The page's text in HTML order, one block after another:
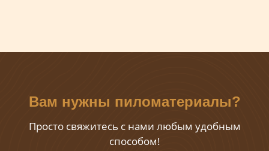
Вам нужны пиломатериалы?
Просто свяжитесь с нами любым удобным
способом!